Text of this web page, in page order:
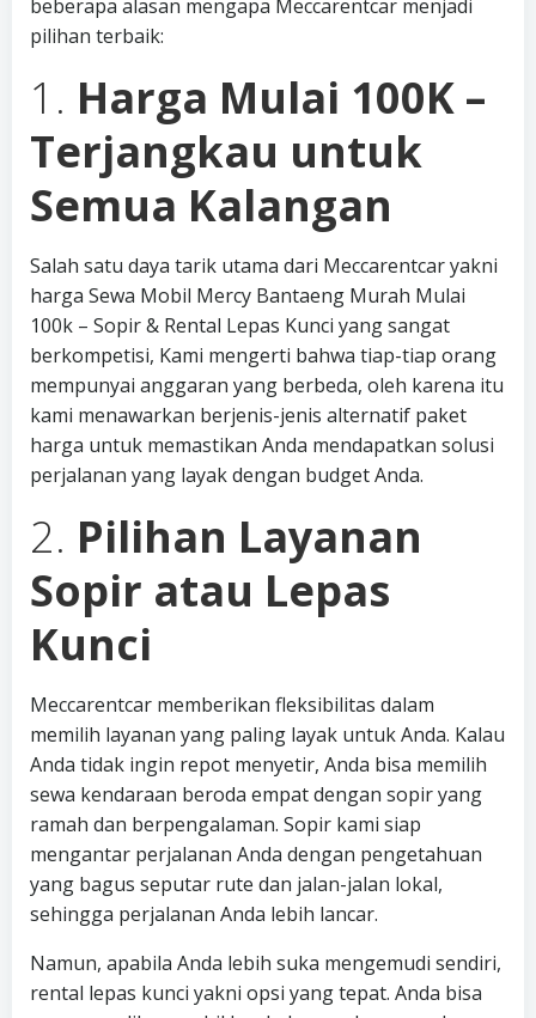
beberapa alasan mengapa Meccarentcar menjadi
pilihan terbaik:
1. Harga Mulai 100K –
Terjangkau untuk
Semua Kalangan
Salah satu daya tarik utama dari Meccarentcar yakni
harga Sewa Mobil Mercy Bantaeng Murah Mulai
100k – Sopir & Rental Lepas Kunci yang sangat
berkompetisi, Kami mengerti bahwa tiap-tiap orang
mempunyai anggaran yang berbeda, oleh karena itu
kami menawarkan berjenis-jenis alternatif paket
harga untuk memastikan Anda mendapatkan solusi
perjalanan yang layak dengan budget Anda.
2. Pilihan Layanan
Sopir atau Lepas
Kunci
Meccarentcar memberikan fleksibilitas dalam
memilih layanan yang paling layak untuk Anda. Kalau
Anda tidak ingin repot menyetir, Anda bisa memilih
sewa kendaraan beroda empat dengan sopir yang
ramah dan berpengalaman. Sopir kami siap
mengantar perjalanan Anda dengan pengetahuan
yang bagus seputar rute dan jalan-jalan lokal,
sehingga perjalanan Anda lebih lancar.
Namun, apabila Anda lebih suka mengemudi sendiri,
rental lepas kunci yakni opsi yang tepat. Anda bisa